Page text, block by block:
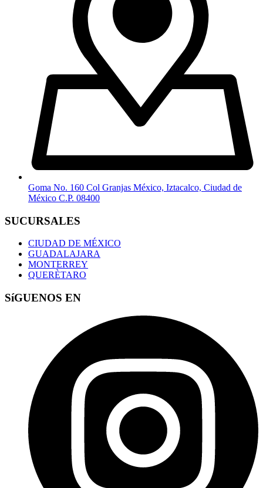
Goma No. 160 Col Granjas México, Iztacalco, Ciudad de
México C.P. 08400
SUCURSALES
CIUDAD DE MÉXICO
GUADALAJARA
MONTERREY
QUERÈTARO
SíGUENOS EN